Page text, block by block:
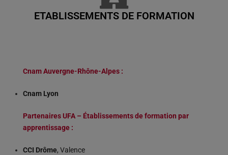
ETABLISSEMENTS DE FORMATION
Cnam Auvergne-Rhône-Alpes :
Cnam Lyon
Partenaires UFA – Établissements de formation par
apprentissage :
CCI Drôme, Valence